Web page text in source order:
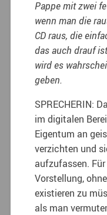
Pappe mit zwei
wenn man die
CD raus, die
das auch drauf
wird es
geben.
SPRECHERIN:
im digitalen
Eigentum an
verzichten und
aufzufassen.
Vorstellung,
existieren zu
als man